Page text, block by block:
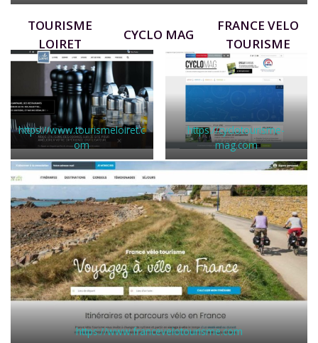
TOURISME
LOIRET
CYCLO MAG
FRANCE VELO
TOURISME
https://www.tourismeloiret.c
om
https://cyclotourisme-
mag.com
https://www.francevelotourisme.com